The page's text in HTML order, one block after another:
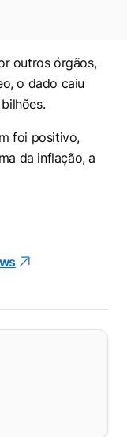
outros órgãos,
o dado caiu
foi positivo,
da inflação, a